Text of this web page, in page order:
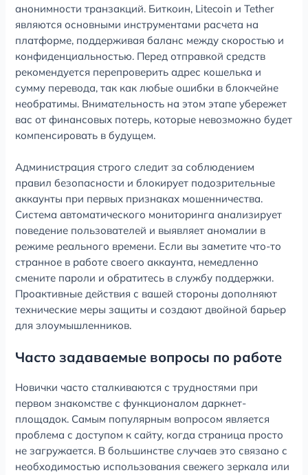
анонимности транзакций. Биткоин, Litecoin и Tether
являются основными инструментами расчета на
платформе, поддерживая баланс между скоростью и
конфиденциальностью. Перед отправкой средств
рекомендуется перепроверить адрес кошелька и
сумму перевода, так как любые ошибки в блокчейне
необратимы. Внимательность на этом этапе убережет
вас от финансовых потерь, которые невозможно будет
компенсировать в будущем.
Администрация строго следит за соблюдением
правил безопасности и блокирует подозрительные
аккаунты при первых признаках мошенничества.
Система автоматического мониторинга анализирует
поведение пользователей и выявляет аномалии в
режиме реального времени. Если вы заметите что-то
странное в работе своего аккаунта, немедленно
смените пароли и обратитесь в службу поддержки.
Проактивные действия с вашей стороны дополняют
технические меры защиты и создают двойной барьер
для злоумышленников.
Часто задаваемые вопросы по работе
Новички часто сталкиваются с трудностями при
первом знакомстве с функционалом даркнет-
площадок. Самым популярным вопросом является
проблема с доступом к сайту, когда страница просто
не загружается. В большинстве случаев это связано с
необходимостью использования свежего зеркала или